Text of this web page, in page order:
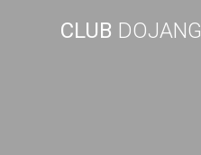
CLUB DOJANG